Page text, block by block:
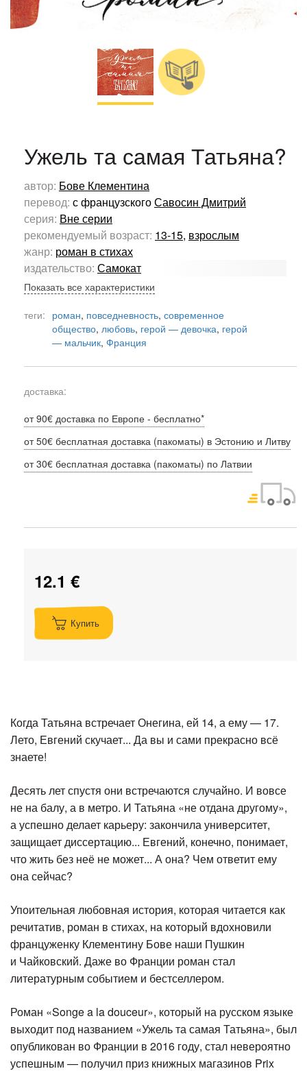
Ужель та самая Татьяна?
автор: Бове Клементина
перевод: с французскогоСавосин Дмитрий
серия: Вне серии
рекомендуемый возраст: 13-15, взрослым
жанр: роман в стихах
издательство: Самокат
Показать все характеристики
теги: роман, повседневность, современное
общество, любовь, герой — девочка, герой
— мальчик, Франция
доставка:
от 90€ доставка по Европе - бесплатно*
от 50€ бесплатная доставка (пакоматы) в Эстонию и Литву
от 30€ бесплатная доставка (пакоматы) по Латвии
12.1 €
Купить
Когда Татьяна встречает Онегина, ей 14, а ему — 17.
Лето, Евгений скучает... Да вы и сами прекрасно всё
знаете!
Десять лет спустя они встречаются случайно. И вовсе
не на балу, а в метро. И Татьяна «не отдана другому»,
а успешно делает карьеру: закончила университет,
защищает диссертацию... Евгений, конечно, понимает,
что жить без неё не может... А она? Чем ответит ему
она сейчас?
Упоительная любовная история, которая читается как
речитатив, роман в стихах, на который вдохновили
француженку Клементину Бове наши Пушкин
и Чайковский. Даже во Франции роман стал
литературным событием и бестселлером.
Роман «Songe a la douceur», который на русском языке
выходит под названием «Ужель та самая Татьяна», был
опубликован во Франции в 2016 году, стал невероятно
успешным — получил приз книжных магазинов Prix